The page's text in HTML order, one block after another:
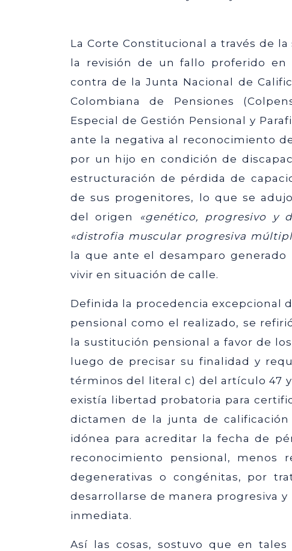
La Corte Constitucional a través de
la revisión de un fallo proferido
contra de la Junta Nacional de
Colombiana de Pensiones
Especial de Gestión Pensional y
ante la negativa al reconocimiento
por un hijo en condición de
estructuración de pérdida de
de sus progenitores, lo que se
del origen
«genético, progresivo y
«distrofia muscular progresiva
la que ante el desamparo
vivir en situación de calle.
Definida la procedencia excepcional
pensional como el realizado, se
la sustitución pensional a favor de
luego de precisar su finalidad y
términos del literal c) del artículo 47 y
existía libertad probatoria para
dictamen de la junta de
idónea para acreditar la fecha de
reconocimiento pensional, menos
degenerativas o congénitas, por
desarrollarse de manera progresiva
inmediata.
Así las cosas, sostuvo que en tales